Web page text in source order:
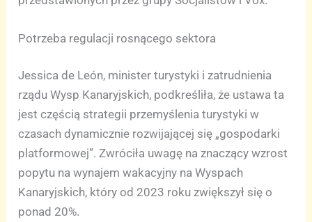
Potrzeba regulacji rosnącego sektora
Jessica de León, minister turystyki i zatrudnienia
rządu Wysp Kanaryjskich, podkreśliła, że ustawa ta
jest częścią strategii przemyślenia turystyki w
czasach dynamicznie rozwijającej się „gospodarki
platformowej”. Zwróciła uwagę na znaczący wzrost
popytu na wynajem wakacyjny na Wyspach
Kanaryjskich, który od 2023 roku zwiększył się o
ponad 20%.